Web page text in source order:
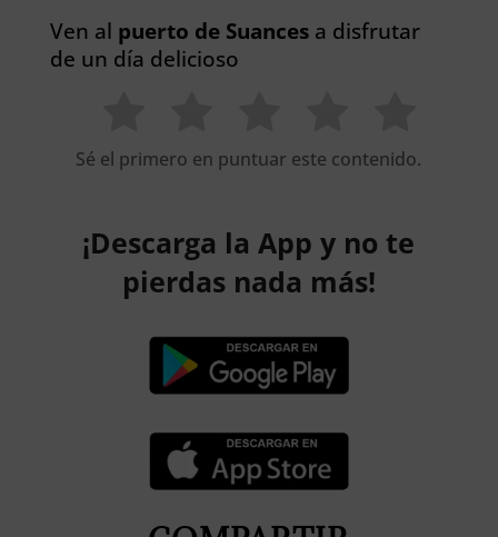
Ven al puerto de Suancesa disfrutar
de un día delicioso
Sé el primero en puntuar este contenido.
¡Descarga la App y no te
pierdas nada más!